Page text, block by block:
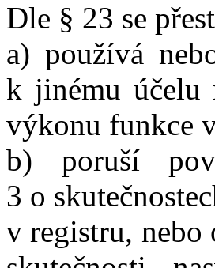
Dle § 23 se
a) používá
k jinému účelu
výkonu funkce
b) poruší
3 o
v registru, nebo